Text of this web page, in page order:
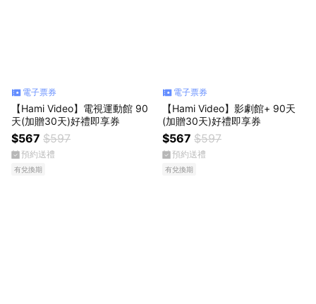
電子票券
【Hami Video】電視運動館 90
天(加贈30天)好禮即享券
$567 $597
預約送禮
有兌換期
電子票券
【Hami Video】影劇館+ 90天
(加贈30天)好禮即享券
$567 $597
預約送禮
有兌換期